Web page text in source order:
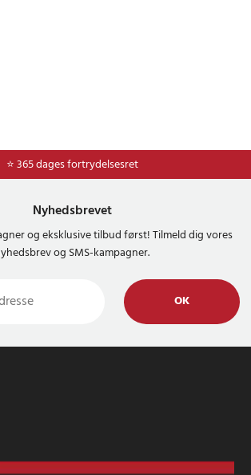
⭐ 365 dages fortrydelsesret
Nyhedsbrevet
og eksklusive tilbud først! Tilmeld dig vores
og SMS-kampagner.
OK